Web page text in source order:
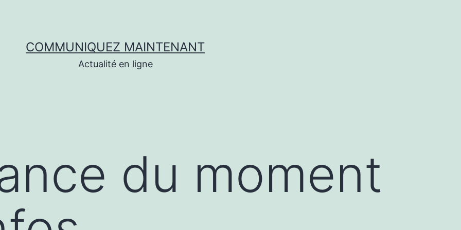
COMMUNIQUEZ MAINTENANT
Actualité en ligne
du moment